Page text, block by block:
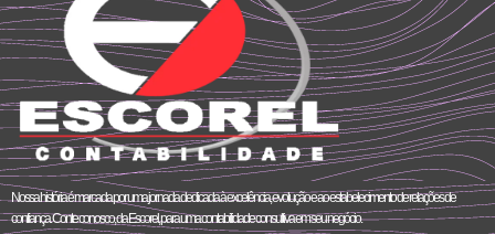
Nossa história é marcada por uma jornada dedicada à excelência, evolução e ao estabelecimento de relações de
confiança. Conte conosco, da Escorel, para uma contabilidade consultiva em seu negócio.